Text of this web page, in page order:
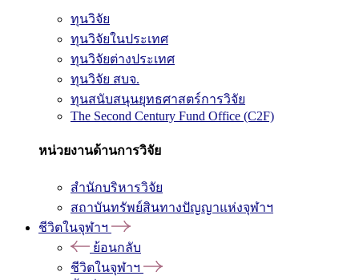
ทุนวิจัย
ทุนวิจัยในประเทศ
ทุนวิจัยต่างประเทศ
ทุนวิจัย สบจ.
ทุนสนับสนุนยุทธศาสตร์การวิจัย
The Second Century Fund Office (C2F)
หน่วยงานด้านการวิจัย
สำนักบริหารวิจัย
สถาบันทรัพย์สินทางปัญญาแห่งจุฬาฯ
ชีวิตในจุฬาฯ
ย้อนกลับ
ชีวิตในจุฬาฯ